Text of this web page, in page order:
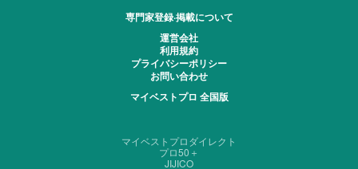
専門家登録·掲載について
運営会社
利用規約
プライバシーポリシー
お問い合わせ
マイベストプロ 全国版
マイベストプロダイレクト
プロ50＋
JIJICO